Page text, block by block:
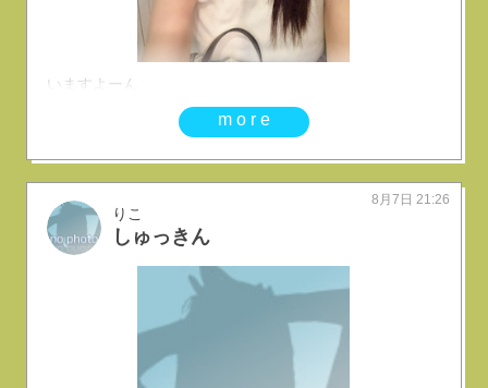
いますよーん
more
りこ
しゅっきん
8月7日 21:26